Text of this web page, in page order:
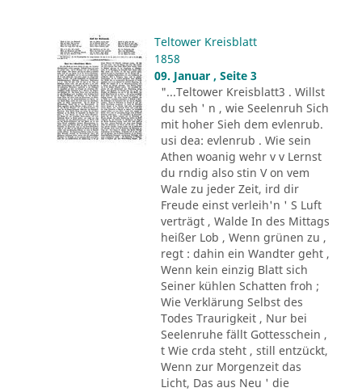
Teltower Kreisblatt
1858
09. Januar , Seite 3
"...Teltower Kreisblatt3 . Willst
du seh ' n , wie Seelenruh Sich
mit hoher Sieh dem evlenrub.
usi dea: evlenrub . Wie sein
Athen woanig wehr v v Lernst
du rndig also stin V on vem
Wale zu jeder Zeit, ird dir
Freude einst verleih'n ' S Luft
verträgt , Walde In des Mittags
heißer Lob , Wenn grünen zu ,
regt : dahin ein Wandter geht ,
Wenn kein einzig Blatt sich
Seiner kühlen Schatten froh ;
Wie Verklärung Selbst des
Todes Traurigkeit , Nur bei
Seelenruhe fällt Gottesschein ,
t Wie crda steht , still entzückt,
Wenn zur Morgenzeit das
Licht, Das aus Neu ' die